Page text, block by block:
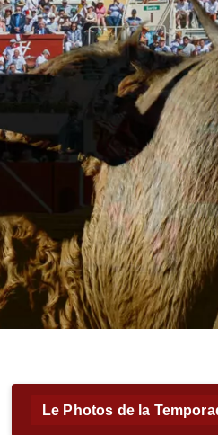
Le Photos de la